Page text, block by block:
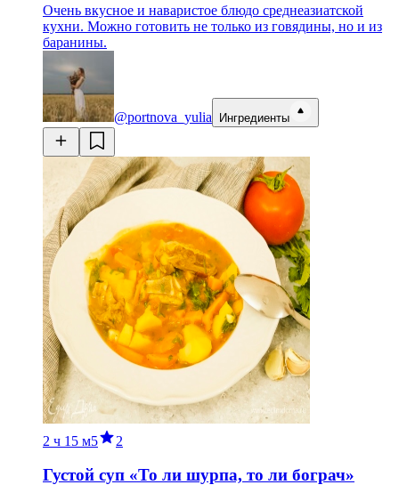
Очень вкусное и наваристое блюдо среднеазиатской
кухни. Можно готовить не только из говядины, но и из
баранины.
@portnova_yulia Ингредиенты
2 ч 15 м5 2
Густой суп «То ли шурпа, то ли бограч»​​​​​​​